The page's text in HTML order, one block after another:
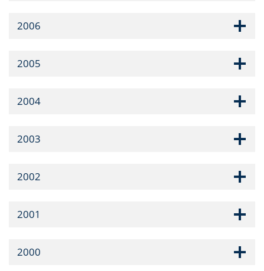
2006
2005
2004
2003
2002
2001
2000